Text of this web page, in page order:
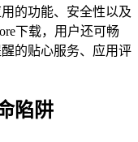
的功能、安全性以及
下载，用户还可畅
的贴心服务、应用评
陷阱